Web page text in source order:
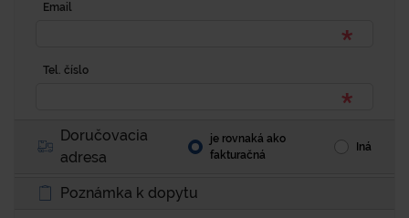
Email
Tel. číslo
Doručovacia
adresa
je rovnaká ako
fakturačná
Iná
Poznámka k dopytu